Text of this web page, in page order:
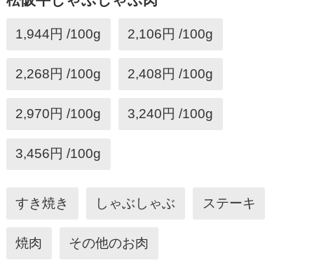
1,944円 /100g 2,106円 /100g
2,268円 /100g 2,408円 /100g
2,970円 /100g 3,240円 /100g
3,456円 /100g
すき焼き しゃぶしゃぶ ステーキ
焼肉 その他のお肉